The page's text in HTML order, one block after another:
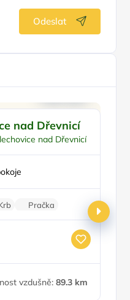
Odeslat
nad Dřevnicí
nad Dřevnicí
Pračka
vzdušně: 89.3 km